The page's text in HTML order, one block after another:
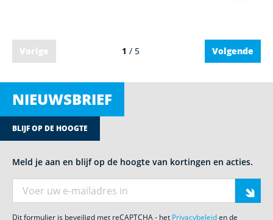
Vorige 1 / 5 Volgende
NIEUWSBRIEF
BLIJF OP DE HOOGTE
Meld je aan en blijf op de hoogte van kortingen en acties.
Dit formulier is beveiligd met reCAPTCHA - het Privacybeleiden de